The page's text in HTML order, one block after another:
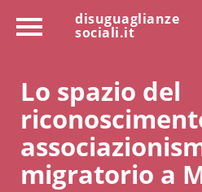
disuguaglianze
sociali.it
Lo spazio del
migratorio a